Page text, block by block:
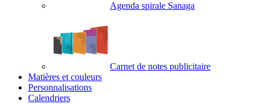
Agenda spirale Sanaga
Carnet de notes publicitaire
Matières et couleurs
Personnalisations
Calendriers